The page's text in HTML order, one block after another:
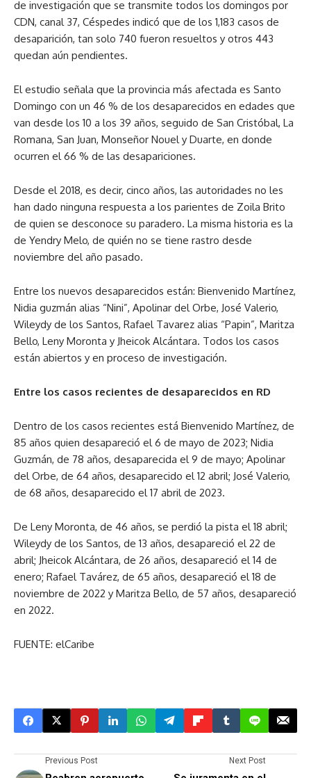
de investigación que se transmite todos los domingos por
CDN, canal 37, Céspedes indicó que de los 1,183 casos de
desaparición, tan solo 740 fueron resueltos y otros 443
quedan aún pendientes.
El estudio señala que la provincia más afectada es Santo
Domingo con un 46 % de los desaparecidos en edades que
van desde los 10 a los 39 años, seguido de San Cristóbal, La
Romana, San Juan, Monseñor Nouel y Duarte, en donde
ocurren el 66 % de las desapariciones.
Desde el 2018, es decir, cinco años, las autoridades no les
han dado ninguna respuesta a los parientes de Zoila Brito
de quien se desconoce su paradero. La misma historia es la
de Yendry Melo, de quién no se tiene rastro desde
noviembre del año pasado.
Entre los nuevos desaparecidos están: Bienvenido Martínez,
Nidia guzmán alias “Nini”, Apolinar del Orbe, José Valerio,
Wileydy de los Santos, Rafael Tavarez alias “Papin”, Maritza
Bello, Leny Moronta y Jheicok Alcántara. Todos los casos
están abiertos y en proceso de investigación.
Entre los casos recientes de desaparecidos en RD
Dentro de los casos recientes está Bienvenido Martínez, de
85 años quien desapareció el 6 de mayo de 2023; Nidia
Guzmán, de 78 años, desaparecida el 9 de mayo; Apolinar
del Orbe, de 64 años, desaparecido el 12 abril; José Valerio,
de 68 años, desaparecido el 17 abril de 2023.
De Leny Moronta, de 46 años, se perdió la pista el 18 abril;
Wileydy de los Santos, de 13 años, desapareció el 22 de
abril; Jheicok Alcántara, de 26 años, desapareció el 14 de
enero; Rafael Tavárez, de 65 años, desapareció el 18 de
noviembre de 2022 y Maritza Bello, de 57 años, desapareció
en 2022.
FUENTE: elCaribe
Previous Post Next Post